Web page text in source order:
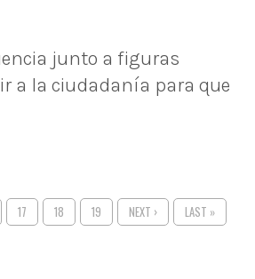
junto a figuras
a la ciudadanía para que
17 18 19 NEXT › LAST »